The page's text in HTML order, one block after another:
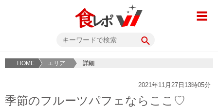
HOME エリア 詳細
2021年11月27日13時05分
季節のフルーツパフェならここ♡